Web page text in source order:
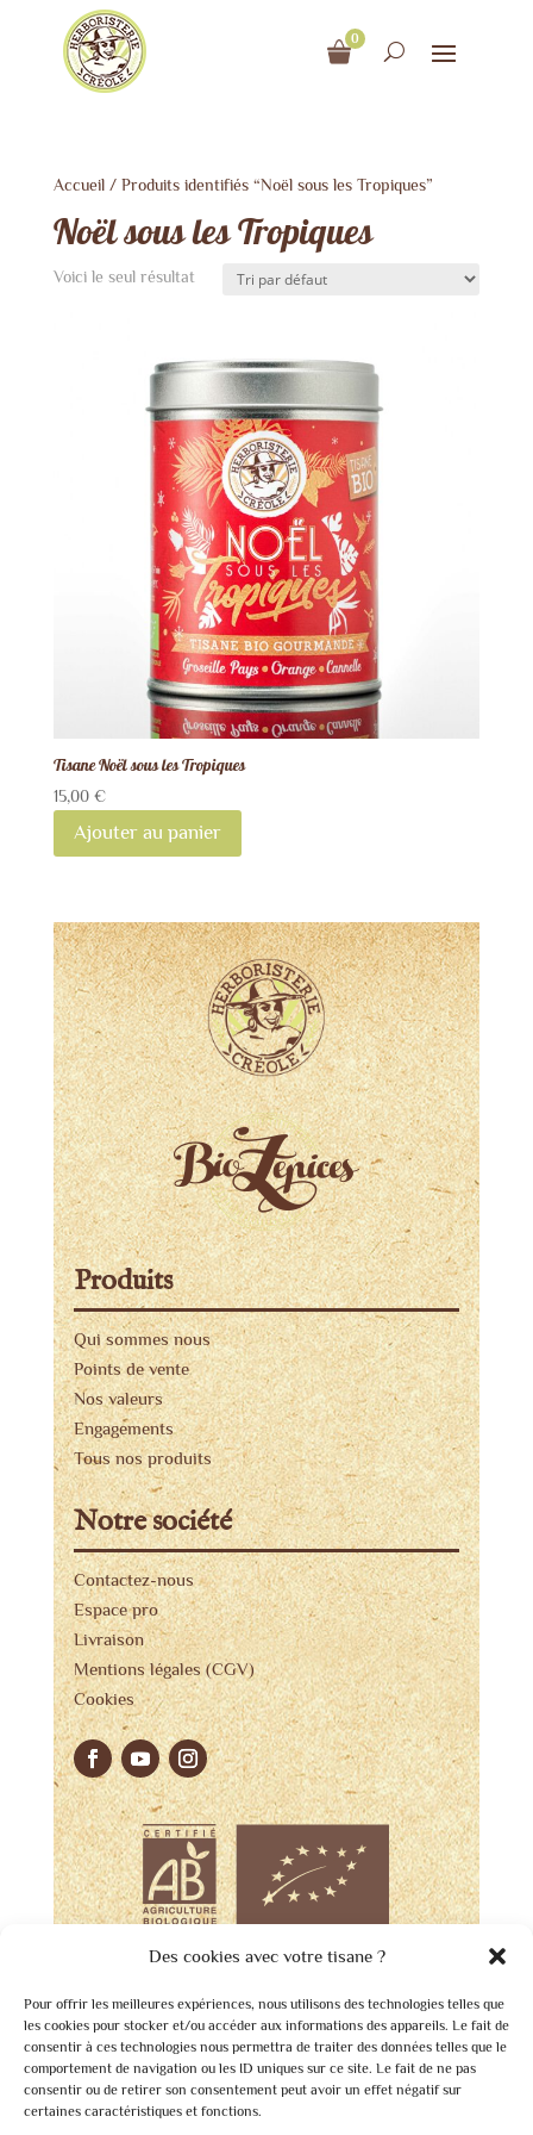
Des cookies avec votre tisane ?
Pour offrir les meilleures expériences, nous utilisons des technologies telles que
les cookies pour stocker et/ou accéder aux informations des appareils. Le fait de
consentir à ces technologies nous permettra de traiter des données telles que le
comportement de navigation ou les ID uniques sur ce site. Le fait de ne pas
consentir ou de retirer son consentement peut avoir un effet négatif sur
certaines caractéristiques et fonctions.
0
Accueil/ Produits identifiés “Noël sous les Tropiques”
Noël sous les Tropiques
Voici le seul résultat
Tisane Noël sous les Tropiques
15,00 €
Ajouter au panier
Produits
Qui sommes nous
Points de vente
Nos valeurs
Engagements
Tous nos produits
Notre société
Contactez-nous
Espace pro
Livraison
Mentions légales (CGV)
Cookies